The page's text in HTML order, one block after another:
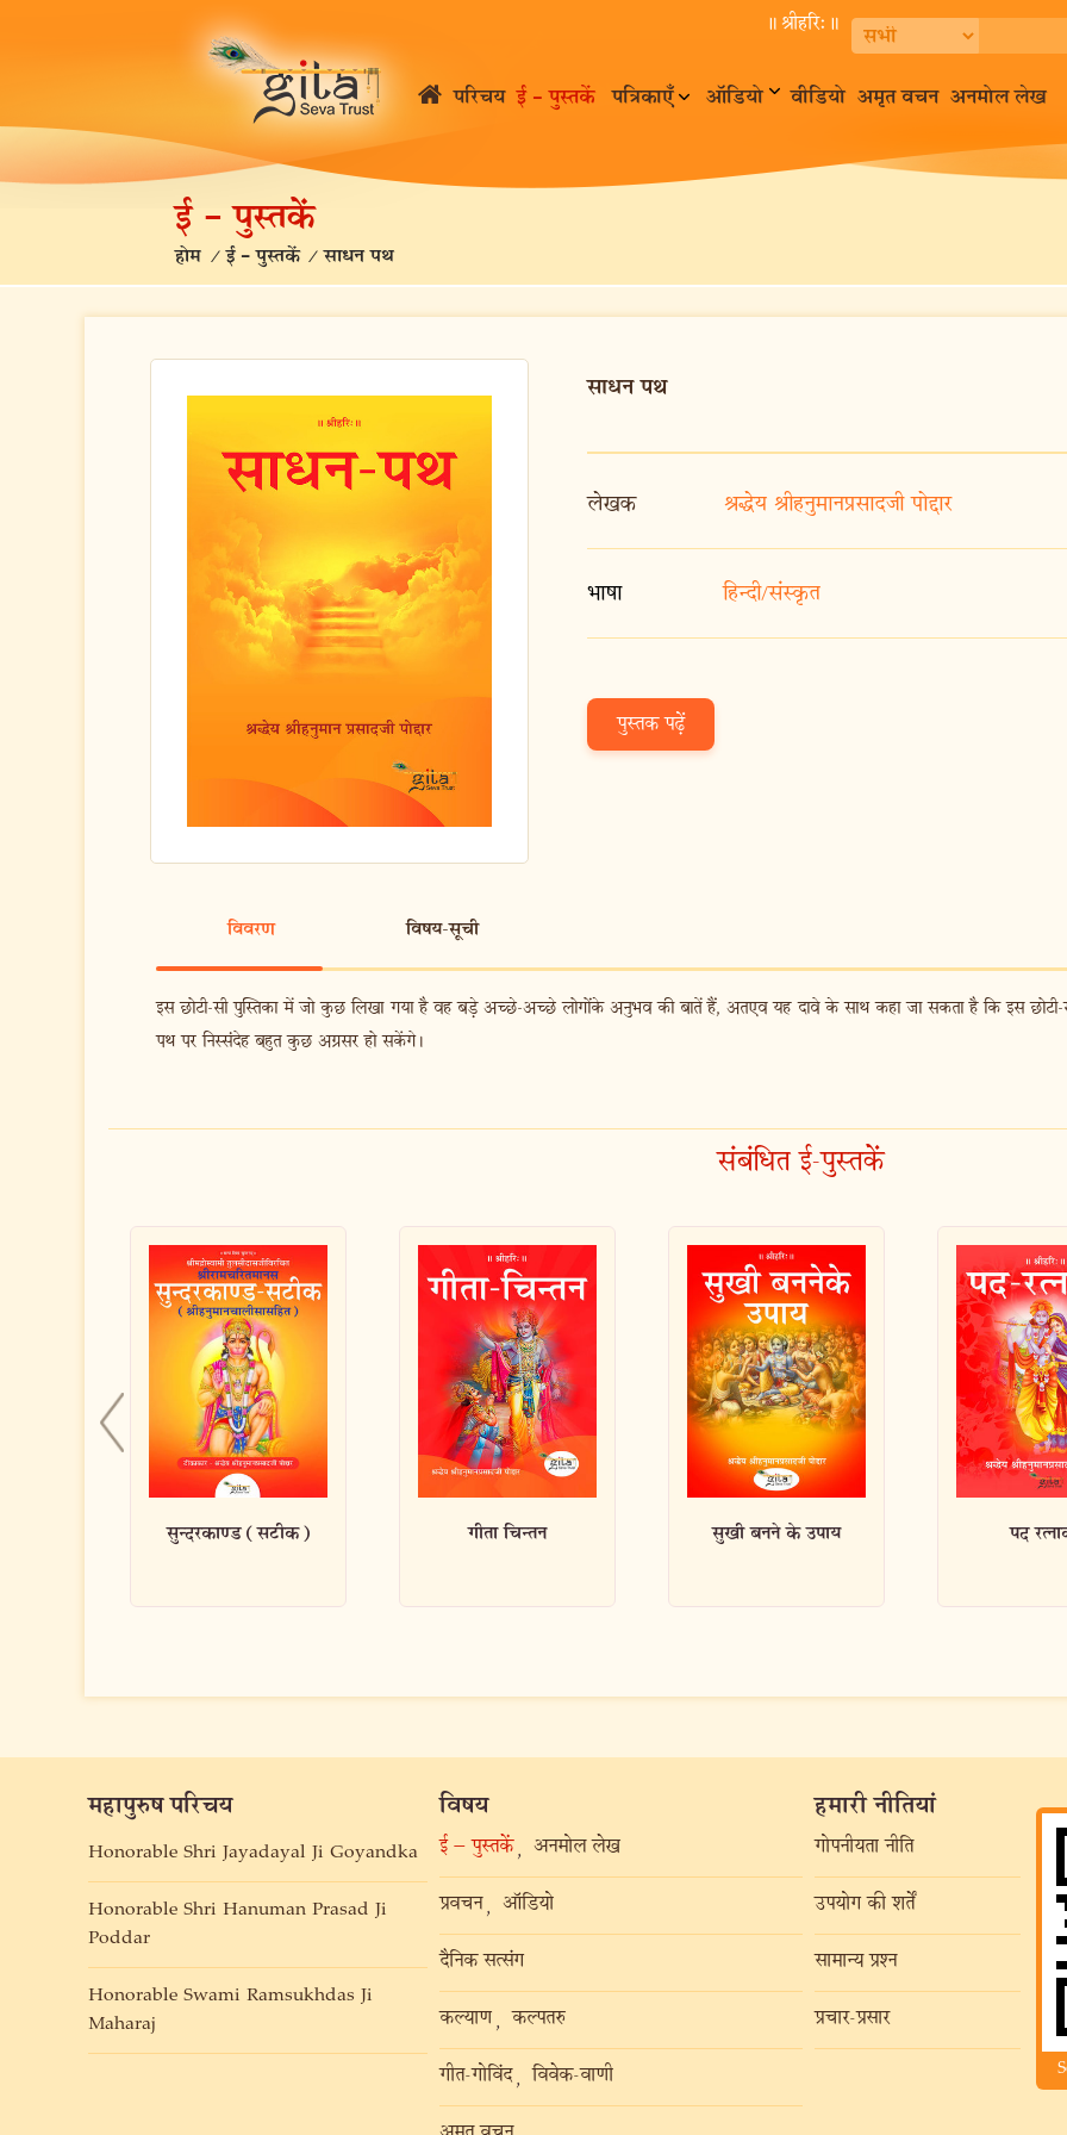
॥ श्रीहरि:॥
परिचय ई – पुस्तकें पत्रिकाएँ ऑडियो वीडियो अमृत वचन अनमोल लेख
ई – पुस्तकें
होम /ई – पुस्तकें /साधन पथ
साधन पथ
लेखक श्रद्धेय श्रीहनुमानप्रसादजी पोद्दार
भाषा हिन्दी/संस्कृत
पुस्तक पढ़ें
विवरण विषय-सूची
इस छोटी-सी पुस्तिका में जो कुछ लिखा गया है वह बड़े अच्छे-अच्छे लोगोंके अनुभव की बातें हैं, अतएव यह दावे के साथ कहा जा सकता है कि इस छोटी-
पथ पर निस्संदेह बहुत कुछ अग्रसर हो सकेंगे।
संबंधित ई-पुस्तकें
गीता चिन्तन सुखी बनने के उपाय पद रत्नाकर
महापुरुष परिचय
Honorable Shri Jayadayal Ji Goyandka
Honorable Shri Hanuman Prasad Ji
Poddar
Honorable Swami Ramsukhdas Ji
Maharaj
विषय
ई – पुस्तकें , अनमोल लेख
प्रवचन , ऑडियो
दैनिक सत्संग
कल्याण , कल्पतरु
गीत-गोविंद , विवेक-वाणी
हमारी नीतियां
गोपनीयता नीति
उपयोग की शर्तें
सामान्य प्रश्न
प्रचार-प्रसार